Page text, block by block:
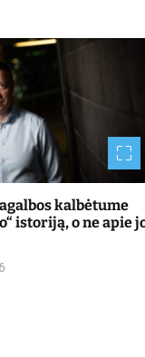
kalbėtume
istoriją, o ne apie